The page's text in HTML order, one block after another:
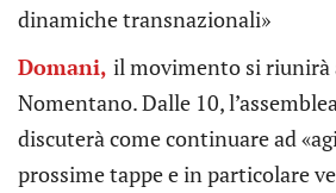
dinamiche transnazionali»
Domani, ilmovimento siriunirà
Nomentano. Dalle 10,
discuterà come continuare ad
prossime tappe e in particolare